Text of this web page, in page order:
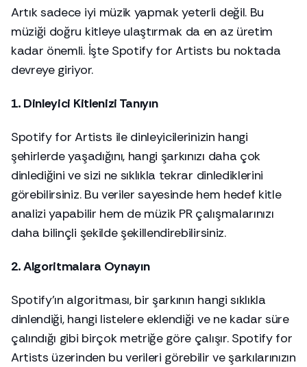
Artık sadece iyi müzik yapmak yeterli değil. Bu
müziği doğru kitleye ulaştırmak da en az üretim
kadar önemli. İşte Spotify for Artists bu noktada
devreye giriyor.
1. Dinleyici Kitlenizi Tanıyın
Spotify for Artists iledinleyicilerinizin hangi
şehirlerde yaşadığını, hangi şarkınızı daha çok
dinlediğini ve sizi ne sıklıkla tekrar dinlediklerini
görebilirsiniz. Bu veriler sayesinde hem hedef kitle
analizi yapabilir hem de müzik PR çalışmalarınızı
daha bilinçli şekilde şekillendirebilirsiniz.
2. Algoritmalara Oynayın
Spotify’ın algoritması, bir şarkının hangi sıklıkla
dinlendiği, hangi listelere eklendiği ve ne kadar süre
çalındığı gibi birçok metriğe göre çalışır. Spotify for
Artists üzerinden bu verileri görebilir ve şarkılarınızın